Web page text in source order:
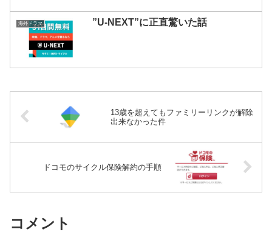
海外ドラマ ”U-NEXT”に正直驚いた話
13歳を超えてもファミリーリンクが解除
出来なかった件
ドコモのサイクル保険解約の手順
コメント